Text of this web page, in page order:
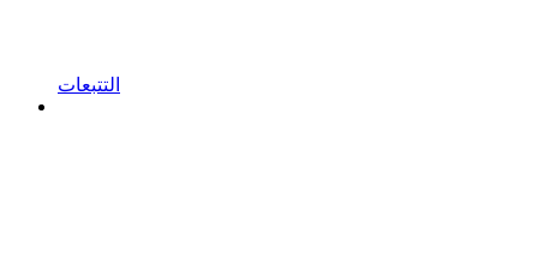
التتبعات